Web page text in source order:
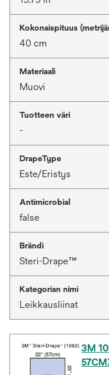
Kokonaispituus
40 cm
Materiaali
Muovi
Tuotteen väri
-
DrapeType
Este/Eristys
Antimicrobial
false
Brändi
Steri-Drape™
Kategorian nimi
Leikkausliinat
3M